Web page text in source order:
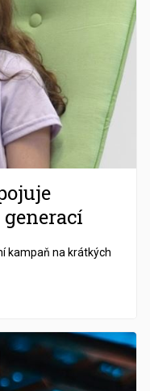
kampaň na krátkých